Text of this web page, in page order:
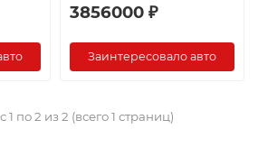
3856000 ₽
Заинтересовало авто
1 по 2 из 2 (всего 1 страниц)